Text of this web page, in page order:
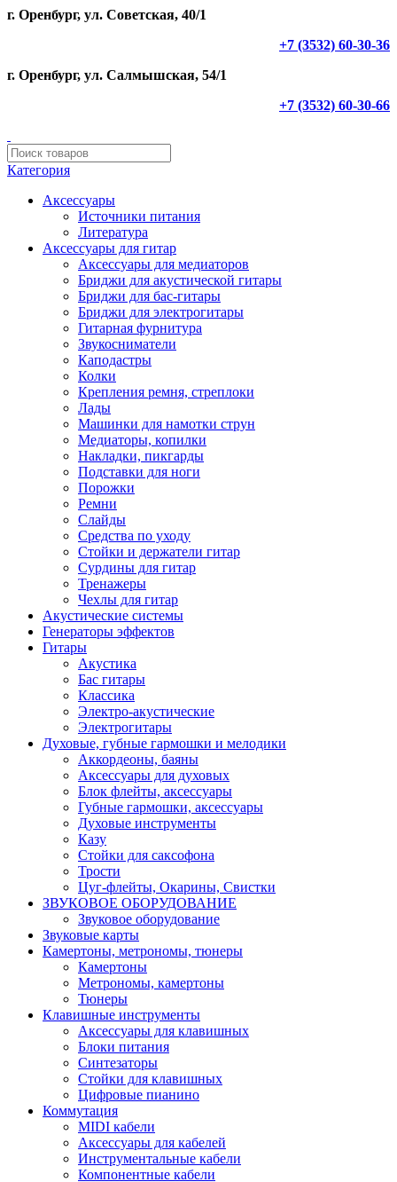
г. Оренбург, ул. Советская, 40/1
+7 (3532) 60-30-36
г. Оренбург, ул. Салмышская, 54/1
+7 (3532) 60-30-66
Категория
Аксессуары
Источники питания
Литература
Аксессуары для гитар
Аксессуары для медиаторов
Бриджи для акустической гитары
Бриджи для бас-гитары
Бриджи для электрогитары
Гитарная фурнитура
Звукосниматели
Каподастры
Колки
Крепления ремня, стреплоки
Лады
Машинки для намотки струн
Медиаторы, копилки
Накладки, пикгарды
Подставки для ноги
Порожки
Ремни
Слайды
Средства по уходу
Стойки и держатели гитар
Сурдины для гитар
Тренажеры
Чехлы для гитар
Акустические системы
Генераторы эффектов
Гитары
Акустика
Бас гитары
Классика
Электро-акустические
Электрогитары
Духовые, губные гармошки и мелодики
Аккордеоны, баяны
Аксессуары для духовых
Блок флейты, аксессуары
Губные гармошки, аксессуары
Духовые инструменты
Казу
Стойки для саксофона
Трости
Цуг-флейты, Окарины, Свистки
ЗВУКОВОЕ ОБОРУДОВАНИЕ
Звуковое оборудование
Звуковые карты
Камертоны, метрономы, тюнеры
Камертоны
Метрономы, камертоны
Тюнеры
Клавишные инструменты
Аксессуары для клавишных
Блоки питания
Синтезаторы
Стойки для клавишных
Цифровые пианино
Коммутация
MIDI кабели
Аксессуары для кабелей
Инструментальные кабели
Компонентные кабели